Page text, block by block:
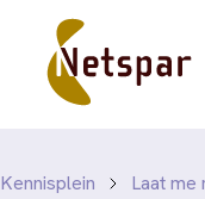
Kennisplein
Laat me